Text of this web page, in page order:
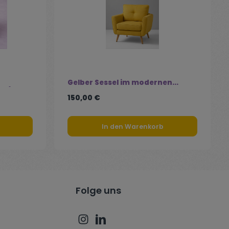
Gelber Sessel im modernen
150,00 €
In den Warenkorb
Folge uns